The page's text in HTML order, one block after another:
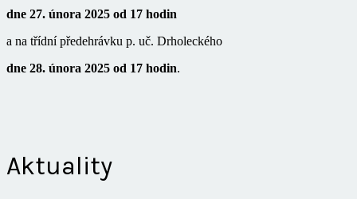
dne 27. února 2025 od 17 hodin
a na třídní předehrávku p. uč. Drholeckého
dne 28. února 2025 od 17 hodin.
Aktuality